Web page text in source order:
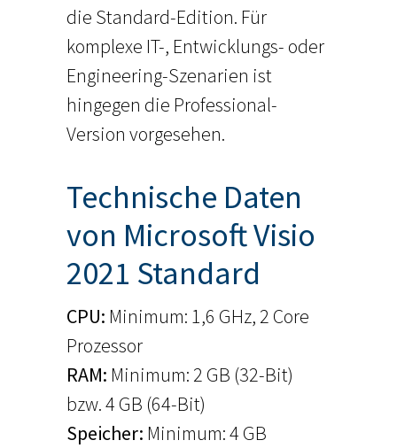
die Standard-Edition. Für
komplexe IT-, Entwicklungs- oder
Engineering-Szenarien ist
hingegen die Professional-
Version vorgesehen.
Technische Daten
von Microsoft Visio
2021 Standard
CPU: Minimum: 1,6 GHz, 2 Core
Prozessor
RAM: Minimum: 2 GB (32-Bit)
bzw. 4 GB (64-Bit)
Speicher: Minimum: 4 GB